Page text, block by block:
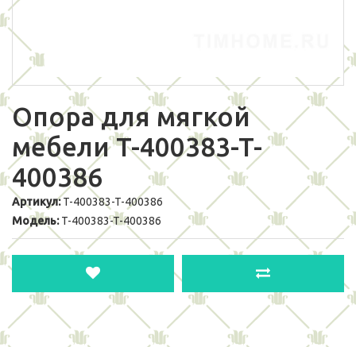
Опора для мягкой
мебели T-400383-T-
400386
Артикул: T-400383-T-400386
Модель: T-400383-T-400386